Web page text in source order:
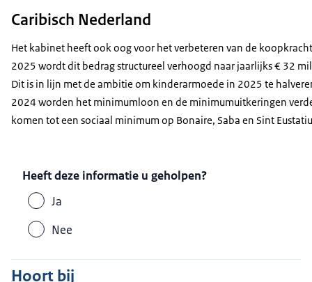
Caribisch Nederland
Het kabinet heeft ook oog voor het verbeteren van de
2025 wordt dit bedrag structureel verhoogd naar jaarlijks € 32
Dit is in lijn met de ambitie om kinderarmoede in 2025 te
2024 worden het minimumloon en de minimumuitkeringen
komen tot een sociaal minimum op Bonaire, Saba en Sint
Heeft deze informatie u geholpen?
Ja
Nee
Hoort bij